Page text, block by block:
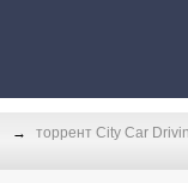
торрент City Car